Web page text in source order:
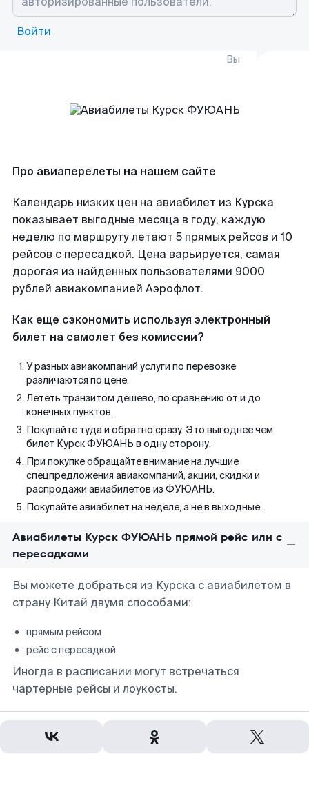
Войти
Вы
Про авиаперелеты на нашем сайте
Календарь низких цен на авиабилет из Курска
показывает выгодные месяца в году, каждую
неделю по маршруту летают 5 прямых рейсов и 10
рейсов с пересадкой. Цена варьируется, самая
дорогая из найденных пользователями 9000
рублей авиакомпанией Аэрофлот.
Как еще сэкономить используя электронный
билет на самолет без комиссии?
У разных авиакомпаний услуги по перевозке
различаются по цене.
Лететь транзитом дешево, по сравнению от и до
конечных пунктов.
Покупайте туда и обратно сразу. Это выгоднее чем
билет Курск ФУЮАНЬ в одну сторону.
При покупке обращайте внимание на лучшие
спецпредложения авиакомпаний, акции, скидки и
распродажи авиабилетов из ФУЮАНЬ.
Покупайте авиабилет на неделе, а не в выходные.
Авиабилеты Курск ФУЮАНЬ прямой рейс или с
пересадками
Вы можете добраться из Курска с авиабилетом в
страну Китай двумя способами:
прямым рейсом
рейс с пересадкой
Иногда в расписании могут встречаться
чартерные рейсы и лоукосты.